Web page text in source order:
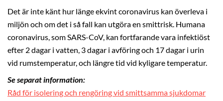
Det är inte känt hur länge ekvint coronavirus kan överleva i
miljön och om det i så fall kan utgöra en smittrisk. Humana
coronavirus, som SARS-CoV, kan fortfarande vara infektiöst
efter 2 dagar i vatten, 3 dagar i avföring och 17 dagar i urin
vid rumstemperatur, och längre tid vid kyligare temperatur.
Se separat information:
Råd för isolering och rengöring vid smittsamma sjukdomar